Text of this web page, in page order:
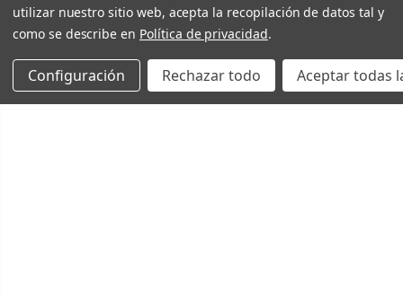
utilizar nuestro sitio web, acepta la recopilación de datos tal y
como se describe en Política de privacidad.
Configuración Rechazar todo Aceptar todas